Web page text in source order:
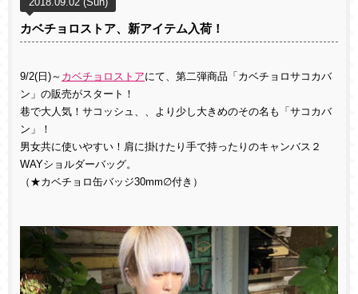
2018.09.02 (Sun)
カベチョロストア、新アイテム入荷！
9/2(日)～ カベチョロストアにて、第二弾商品「カベチョロサコカバ
ン」の販売がスタート！
巷で大人気！サコッシュ、、より少し大きめのその名も「サコカバ
ン」！
男女共に使いやすい！肩に掛けたり手で持ったりのキャンバス２
WAYショルダーバッグ。
（★カベチョロ缶バッジ30mm∅付き）